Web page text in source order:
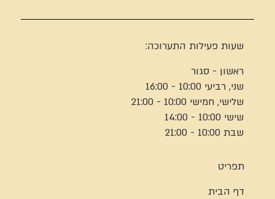
שעות פעילות התערוכה:
ראשון - סגור
שני, רביעי 10:00 - 16:00
שלישי, חמישי 10:00 - 21:00
שישי 10:00 - 14:00
שבת 10:00 - 21:00
תפריט
דף הבית